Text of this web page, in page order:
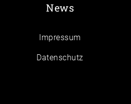
News
Impressum
Daten­schutz